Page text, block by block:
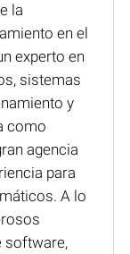
la
en el
experto en
sistemas
y
como
agencia
para
A lo
software,